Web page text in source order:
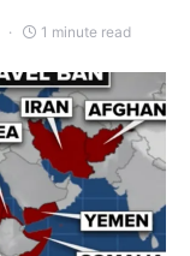
1 minute read